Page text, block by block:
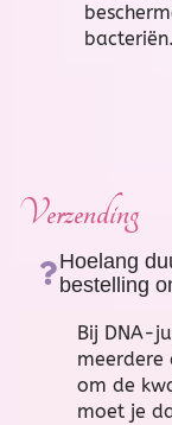
bacteriën.
Verzending
Hoelang
bestelling
Bij DNA-
meerdere
om de
moet je